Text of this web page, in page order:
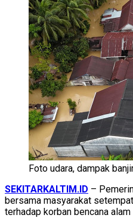
Foto udara, dampak
SEKITARKALTIM.ID –
bersama masyarakat
terhadap korban bencana alam